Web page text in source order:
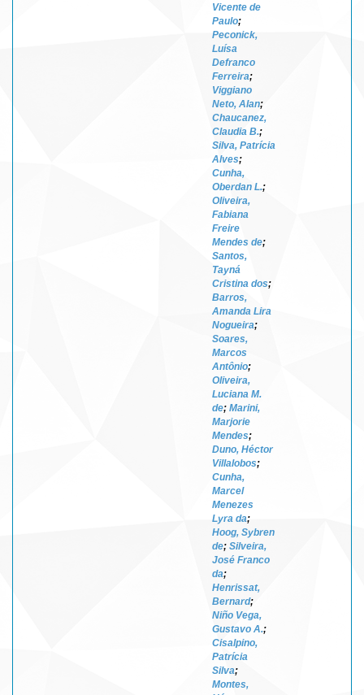
Vicente de
Paulo;
Peconick,
Luísa
Defranco
Ferreira;
Viggiano
Neto, Alan;
Chaucanez,
Claudia B.;
Silva, Patrícia
Alves;
Cunha,
Oberdan L.;
Oliveira,
Fabiana
Freire
Mendes de;
Santos,
Tayná
Cristina dos;
Barros,
Amanda Lira
Nogueira;
Soares,
Marcos
Antônio;
Oliveira,
Luciana M.
de; Marini,
Marjorie
Mendes;
Duno, Héctor
Villalobos;
Cunha,
Marcel
Menezes
Lyra da;
Hoog, Sybren
de; Silveira,
José Franco
da;
Henrissat,
Bernard;
Niño Vega,
Gustavo A.;
Cisalpino,
Patrícia
Silva;
Montes,